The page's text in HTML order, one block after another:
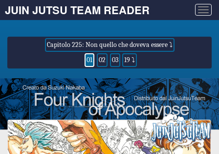
JUIN JUTSU TEAM READER
Capitolo 225: Non quello che doveva essere ⤵
01
02 03 19 ⤵